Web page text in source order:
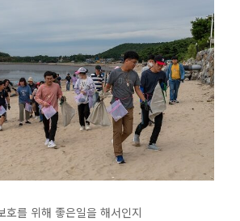
호를 위해 좋은일을 해서인지